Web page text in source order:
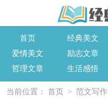
首页 经典美文
爱情美文
励志文章
哲理文章
生活感悟
当前位置： 首页 > 范文写作